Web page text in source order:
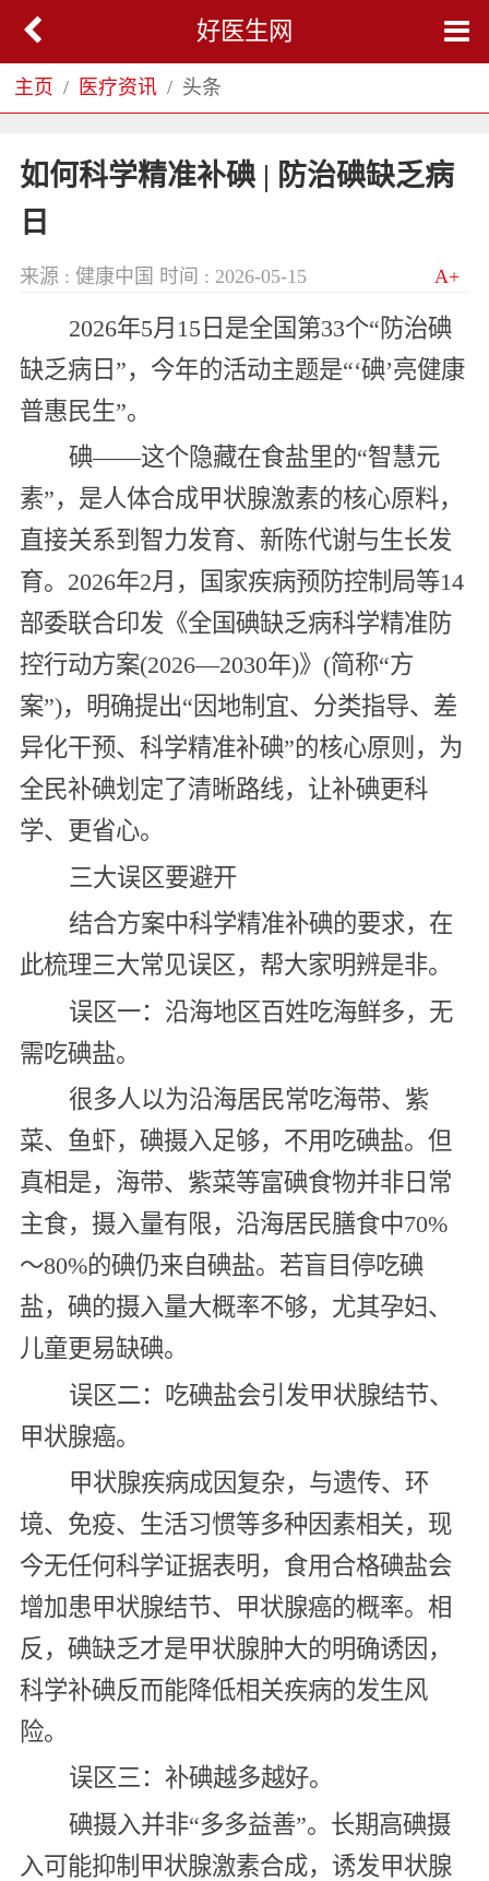
好医生网
主页 医疗资讯 头条
如何科学精准补碘 | 防治碘缺乏病
日
来源 : 健康中国 时间 : 2026-05-15 A+
2026年5月15日是全国第33个“防治碘
缺乏病日”，今年的活动主题是“‘碘’亮健康
普惠民生”。
碘——这个隐藏在食盐里的“智慧元
素”，是人体合成甲状腺激素的核心原料，
直接关系到智力发育、新陈代谢与生长发
育。2026年2月，国家疾病预防控制局等14
部委联合印发《全国碘缺乏病科学精准防
控行动方案(2026—2030年)》(简称“方
案”)，明确提出“因地制宜、分类指导、差
异化干预、科学精准补碘”的核心原则，为
全民补碘划定了清晰路线，让补碘更科
学、更省心。
三大误区要避开
结合方案中科学精准补碘的要求，在
此梳理三大常见误区，帮大家明辨是非。
误区一：沿海地区百姓吃海鲜多，无
需吃碘盐。
很多人以为沿海居民常吃海带、紫
菜、鱼虾，碘摄入足够，不用吃碘盐。但
真相是，海带、紫菜等富碘食物并非日常
主食，摄入量有限，沿海居民膳食中70%
～80%的碘仍来自碘盐。若盲目停吃碘
盐，碘的摄入量大概率不够，尤其孕妇、
儿童更易缺碘。
误区二：吃碘盐会引发甲状腺结节、
甲状腺癌。
甲状腺疾病成因复杂，与遗传、环
境、免疫、生活习惯等多种因素相关，现
今无任何科学证据表明，食用合格碘盐会
增加患甲状腺结节、甲状腺癌的概率。相
反，碘缺乏才是甲状腺肿大的明确诱因，
科学补碘反而能降低相关疾病的发生风
险。
误区三：补碘越多越好。
碘摄入并非“多多益善”。长期高碘摄
入可能抑制甲状腺激素合成，诱发甲状腺